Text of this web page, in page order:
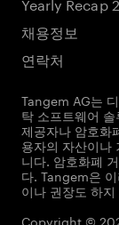
채용정보
연락처
Tangem AG는
탁 소프트웨어
제공자나 암호화
용자의 자산이나
니다. 암호화폐
다. Tangem은
이나 권장도 하